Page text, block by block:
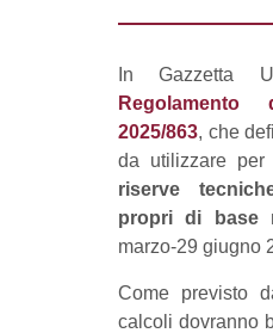
In Gazzetta
Regolamento
2025/863, che
da utilizzare
riserve
propri di base
marzo-29 giugno
Come previsto
calcoli dovranno